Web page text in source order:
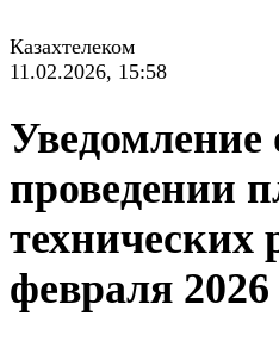
Казахтелеком
11.02.2026, 15:58
Уведомление
проведении
технических
февраля 2026